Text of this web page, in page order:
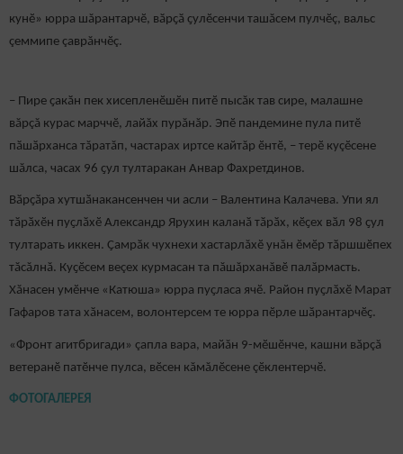
кунӗ» юрра шăрантарчӗ, вӑрҫӑ ҫулӗсенчи ташăсем пулчӗç, вальс
çеммипе çаврăнчӗç.
– Пире ҫакӑн пек хисепленӗшӗн питӗ пысăк тав сире, малашне
вăрçă курас марччӗ, лайăх пурăнăр. Эпӗ пандемине пула питӗ
пӑшӑрханса тăратăп, частарах иртсе кайтăр ӗнтӗ, – терӗ куçӗсене
шăлса, часах 96 ҫул тултаракан Анвар Фахретдинов.
Вӑрҫӑра хутшӑнакансенчен чи асли – Валентина Калачева. Упи ял
тӑрӑхӗн пуҫлӑхӗ Александр Ярухин каланӑ тӑрӑх, кӗҫех вӑл 98 ҫул
тултарать иккен. Ҫамрӑк чухнехи хастарлăхӗ унăн ӗмӗр тӑршшӗпех
тăсăлнă. Куҫӗсем веçех курмасан та пăшăрханăвӗ палăрмасть.
Хăнасен умӗнче «Катюша» юрра пуҫласа ячӗ. Район пуҫлӑхӗ Марат
Гафаров тата хӑнасем, волонтерсем те юрра пӗрле шӑрантарчӗҫ.
«Фронт агитбригади» çапла вара, майăн 9-мӗшӗнче, кашни вăрçă
ветеранӗ патӗнче пулса, вӗсен кăмăлӗсене çӗклентерчӗ.
ФОТОГАЛЕРЕЯ